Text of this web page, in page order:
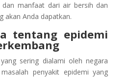
dan manfaat dari air bersih dan
akan Anda dapatkan.
tentang epidemi
sering dialami oleh negara
penyakit epidemi yang